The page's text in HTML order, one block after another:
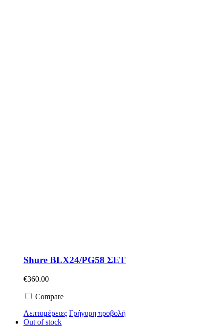
Shure BLX24/PG58 ΣΕΤ
€360.00
Compare
Λεπτομέρειες Γρήγορη προβολή
Out of stock